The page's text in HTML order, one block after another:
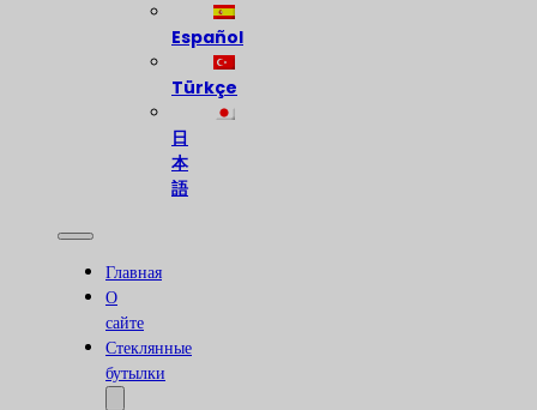
Español
Türkçe
日
本
語
Главная
О
сайте
Стеклянные
бутылки